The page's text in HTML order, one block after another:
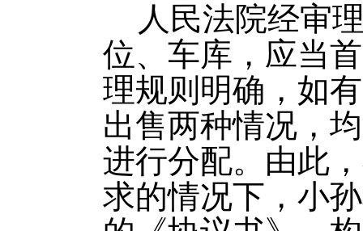
人民法院经审
位、车库，应当
理规则明确，如
出售两种情况，
进行分配。由此
求的情况下，小